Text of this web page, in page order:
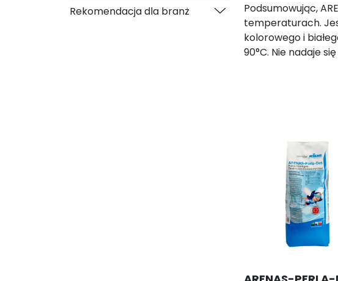
Rekomendacja dla branż
Podsumowując,
temperaturach.
kolorowego i
90°C. Nie nadaje